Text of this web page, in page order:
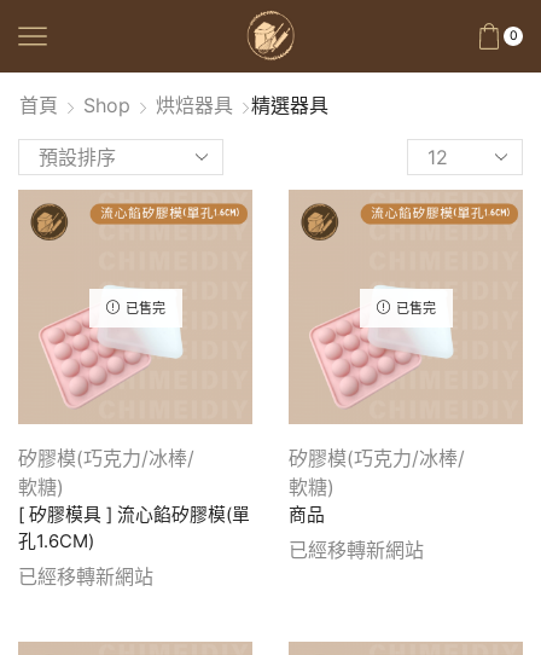
0
首頁 Shop 烘焙器具 精選器具
已售完
矽膠模(巧克力/冰棒/
軟糖)
[ 矽膠模具 ] 流心餡矽膠模(單
孔1.6CM)
已經移轉新網站
已售完
矽膠模(巧克力/冰棒/
軟糖)
商品
已經移轉新網站